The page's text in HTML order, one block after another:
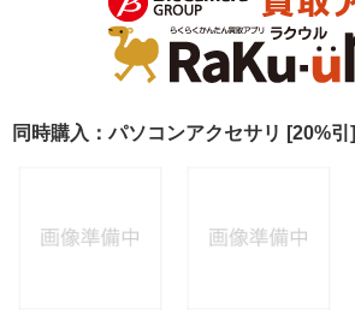
同時購入：パソコンアクセサリ [20%引]